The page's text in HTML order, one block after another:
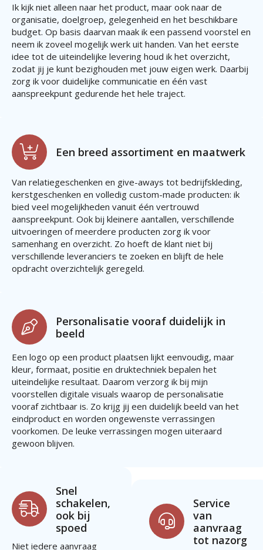
Ik kijk niet alleen naar het product, maar ook naar de
organisatie, doelgroep, gelegenheid en het beschikbare
budget. Op basis daarvan maak ik een passend voorstel en
neem ik zoveel mogelijk werk uit handen. Van het eerste
idee tot de uiteindelijke levering houd ik het overzicht,
zodat jij je kunt bezighouden met jouw eigen werk. Daarbij
zorg ik voor duidelijke communicatie en één vast
aanspreekpunt gedurende het hele traject.
Een breed assortiment en maatwerk
Van relatiegeschenken en give-aways tot bedrijfskleding,
kerstgeschenken en volledig custom-made producten: ik
bied veel mogelijkheden vanuit één vertrouwd
aanspreekpunt. Ook bij kleinere aantallen, verschillende
uitvoeringen of meerdere producten zorg ik voor
samenhang en overzicht. Zo hoeft de klant niet bij
verschillende leveranciers te zoeken en blijft de hele
opdracht overzichtelijk geregeld.
Personalisatie vooraf duidelijk in
beeld
Een logo op een product plaatsen lijkt eenvoudig, maar
kleur, formaat, positie en druktechniek bepalen het
uiteindelijke resultaat. Daarom verzorg ik bij mijn
voorstellen digitale visuals waarop de personalisatie
vooraf zichtbaar is. Zo krijg jij een duidelijk beeld van het
eindproduct en worden ongewenste verrassingen
voorkomen. De leuke verrassingen mogen uiteraard
gewoon blijven.
Snel
schakelen,
ook bij
spoed
Niet iedere aanvraag
Service
van
aanvraag
tot nazorg